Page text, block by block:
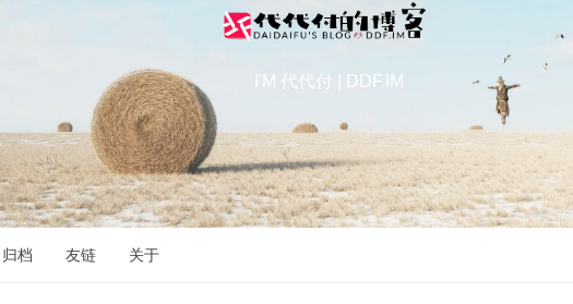
I'M 代代付 | DDF.IM
归档 友链 关于